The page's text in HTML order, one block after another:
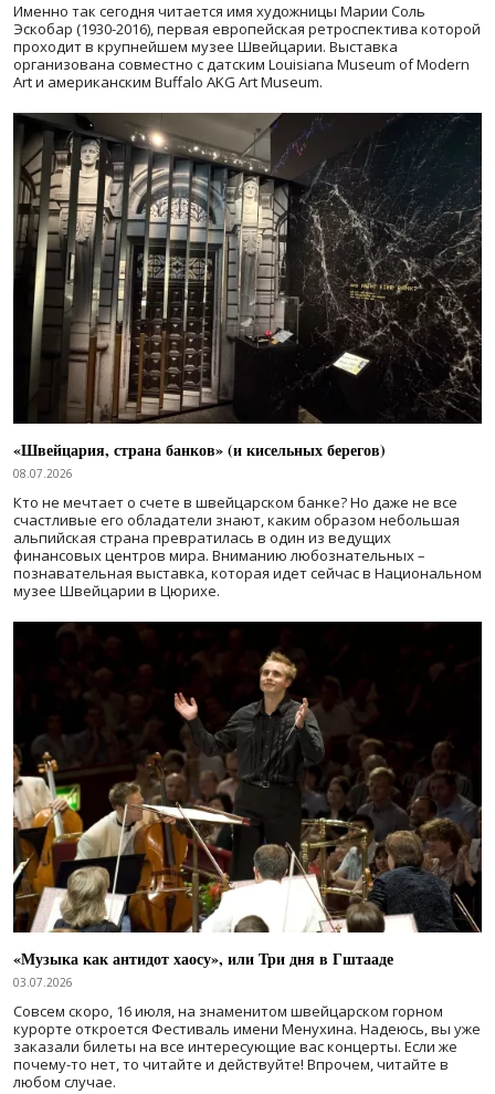
Именно так сегодня читается имя художницы Марии Соль
Эскобар (1930-2016), первая европейская ретроспектива которой
проходит в крупнейшем музее Швейцарии. Выставка
организована совместно с датским Louisiana Museum of Modern
Art и американским Buffalo AKG Art Museum.
«Швейцария, страна банков» (и кисельных берегов)
08.07.2026
Кто не мечтает о счете в швейцарском банке? Но даже не все
счастливые его обладатели знают, каким образом небольшая
альпийская страна превратилась в один из ведущих
финансовых центров мира. Вниманию любознательных –
познавательная выставка, которая идет сейчас в Национальном
музее Швейцарии в Цюрихе.
«Музыка как антидот хаосу», или Три дня в Гштааде
03.07.2026
Совсем скоро, 16 июля, на знаменитом швейцарском горном
курорте откроется Фестиваль имени Менухина. Надеюсь, вы уже
заказали билеты на все интересующие вас концерты. Если же
почему-то нет, то читайте и действуйте! Впрочем, читайте в
любом случае.